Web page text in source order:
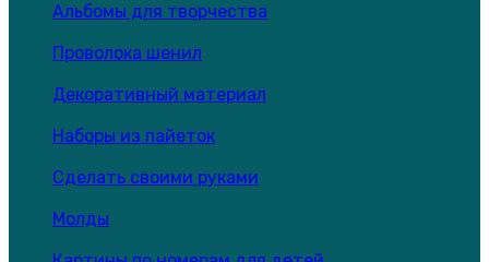
Альбомы для творчества
Проволока шенил
Декоративный материал
Наборы из пайеток
Сделать своими руками
Молды